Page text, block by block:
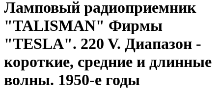
Ламповый радиоприемник
"TALISMAN" Фирмы
"TESLA". 220 V. Диапазон -
короткие, средние и длинные
волны. 1950-е годы